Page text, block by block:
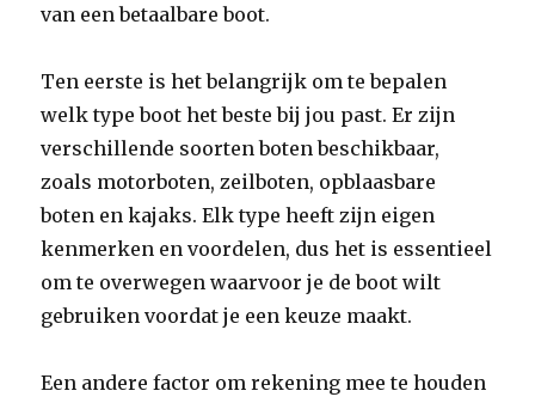
van een betaalbare boot.
Ten eerste is het belangrijk om te bepalen
welk type boot het beste bij jou past. Er zijn
verschillende soorten boten beschikbaar,
zoals motorboten, zeilboten, opblaasbare
boten en kajaks. Elk type heeft zijn eigen
kenmerken en voordelen, dus het is essentieel
om te overwegen waarvoor je de boot wilt
gebruiken voordat je een keuze maakt.
Een andere factor om rekening mee te houden